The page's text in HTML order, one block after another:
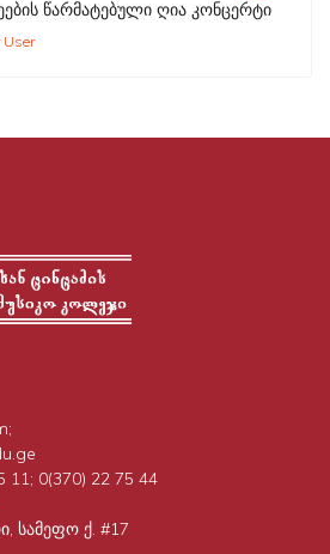
წარმატებული ღია კონცერტი
User
11; 0(370) 22 75 44
სამეფო ქ. #17